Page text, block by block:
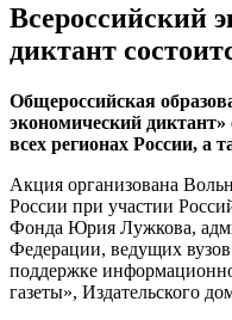
Всероссийский
диктант
Общероссийская
экономический диктант»
всех регионах России, а
Акция организована
России при участии
Фонда Юрия Лужкова,
Федерации, ведущих
поддержке
газеты», Издательского